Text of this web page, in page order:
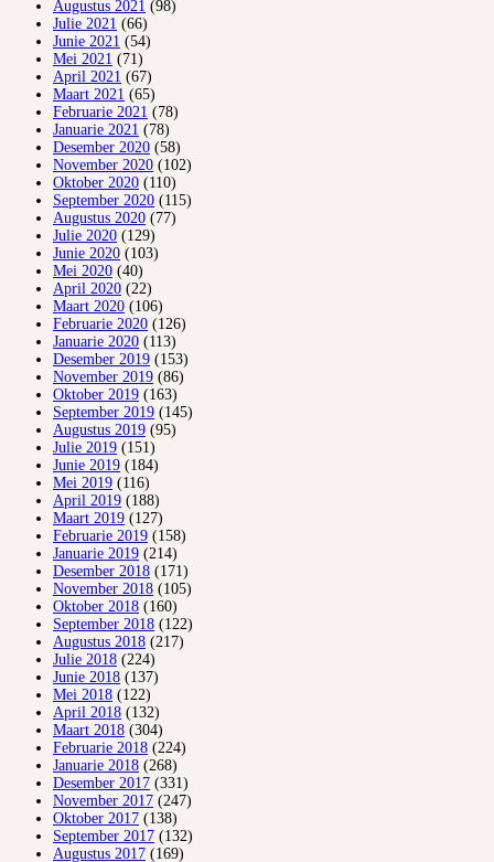
Augustus 2021 (98)
Julie 2021 (66)
Junie 2021 (54)
Mei 2021 (71)
April 2021 (67)
Maart 2021 (65)
Februarie 2021 (78)
Januarie 2021 (78)
Desember 2020 (58)
November 2020 (102)
Oktober 2020 (110)
September 2020 (115)
Augustus 2020 (77)
Julie 2020 (129)
Junie 2020 (103)
Mei 2020 (40)
April 2020 (22)
Maart 2020 (106)
Februarie 2020 (126)
Januarie 2020 (113)
Desember 2019 (153)
November 2019 (86)
Oktober 2019 (163)
September 2019 (145)
Augustus 2019 (95)
Julie 2019 (151)
Junie 2019 (184)
Mei 2019 (116)
April 2019 (188)
Maart 2019 (127)
Februarie 2019 (158)
Januarie 2019 (214)
Desember 2018 (171)
November 2018 (105)
Oktober 2018 (160)
September 2018 (122)
Augustus 2018 (217)
Julie 2018 (224)
Junie 2018 (137)
Mei 2018 (122)
April 2018 (132)
Maart 2018 (304)
Februarie 2018 (224)
Januarie 2018 (268)
Desember 2017 (331)
November 2017 (247)
Oktober 2017 (138)
September 2017 (132)
Augustus 2017 (169)